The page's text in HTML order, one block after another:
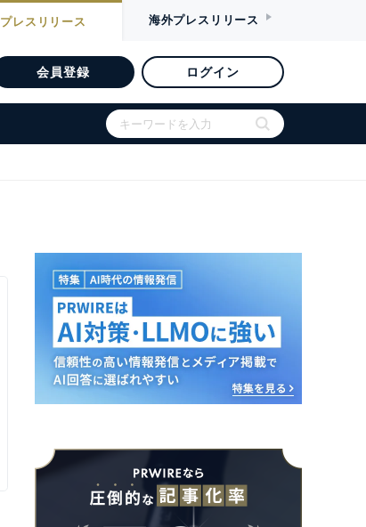
プレスリリース 海外プレスリリース
会員登録 ログイン